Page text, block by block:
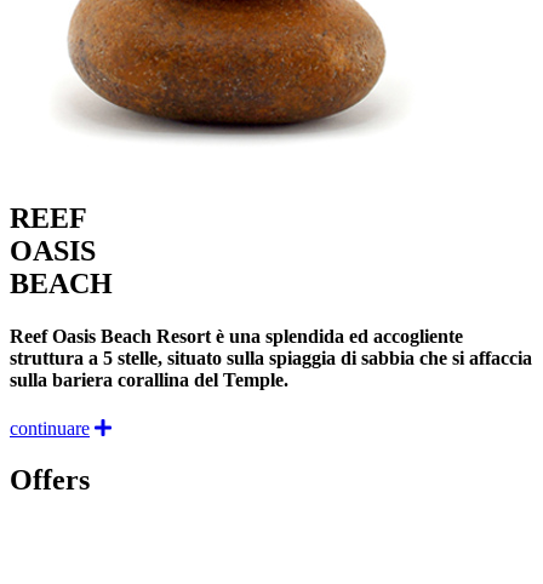
REEF
OASIS
BEACH
Reef Oasis Beach Resort è una splendida ed accogliente
struttura a 5 stelle, situato sulla spiaggia di sabbia che si affaccia
sulla bariera corallina del Temple.
continuare
Offers